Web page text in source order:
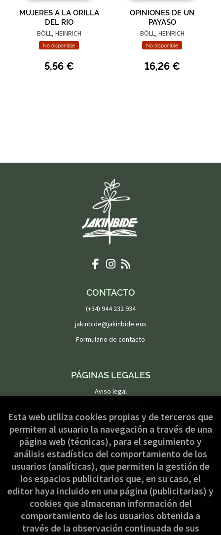
MUJERES A LA ORILLA
DEL RIO
BÖLL, HEINRICH
No disponible
5,56 €
OPINIONES DE UN
PAYASO
BÖLL, HEINRICH
No disponible
16,26 €
CONTACTO
(+34) 944 232 934
jakinbide@jakinbide.eus
Formulario de contacto
PÁGINAS LEGALES
Aviso legal
Política de privacidad
Política de Cookies
ATENCIÓN AL CLIENTE
Quiénes somos
Pedidos especiales
Formulario de desistimiento
Esta web utiliza cookies propias y de terceros que
permiten al usuario la navegación a través de una
página web (técnicas), para el seguimiento y
análisis estadístico del comportamiento de los
usuarios (analíticas), que permiten la gestión de
los espacios publicitarios que, en su caso, el
editor haya incluido en una página (publicitarias) y
cookies que almacenan información del
comportamiento de los usuarios obtenida a
través de la observación continuada de sus